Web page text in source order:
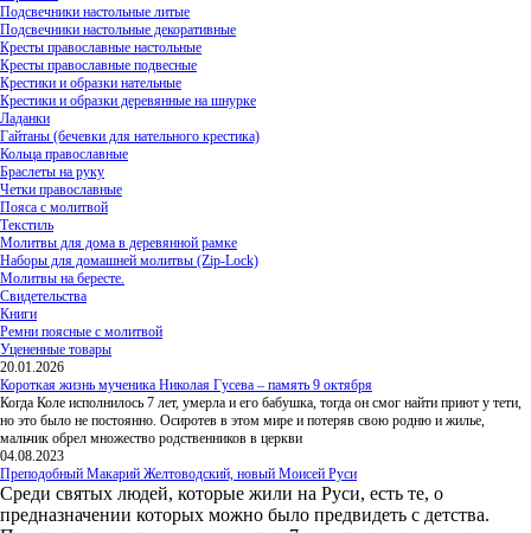
Подсвечники настольные литые
Подсвечники настольные декоративные
Кресты православные настольные
Кресты православные подвесные
Крестики и образки нательные
Крестики и образки деревянные на шнурке
Ладанки
Гайтаны (бечевки для нательного крестика)
Кольца православные
Браслеты на руку
Четки православные
Пояса с молитвой
Текстиль
Молитвы для дома в деревянной рамке
Наборы для домашней молитвы (Zip-Lock)
Молитвы на бересте.
Свидетельства
Книги
Ремни поясные с молитвой
Уцененные товары
20.01.2026
Короткая жизнь мученика Николая Гусева – память 9 октября
Когда Коле исполнилось 7 лет, умерла и его бабушка, тогда он смог найти приют у тети,
но это было не постоянно. Осиротев в этом мире и потеряв свою родню и жилье,
мальчик обрел множество родственников в церкви
04.08.2023
Преподобный Макарий Желтоводский, новый Моисей Руси
Среди святых людей, которые жили на Руси, есть те, о
предназначении которых можно было предвидеть с детства.